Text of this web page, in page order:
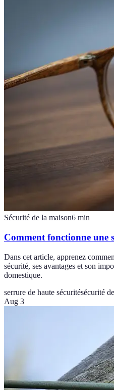
Sécurité de la maison6 min
Comment fonctionne une
Dans cet article, apprenez
sécurité, ses avantages et son
domestique.
serrure de haute sécuritésécurité
Aug 3